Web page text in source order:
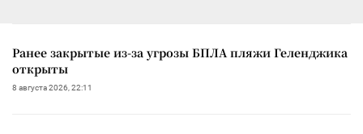
Ранее закрытые из-за угрозы БПЛА пляжи Геленджика
открыты
8 августа 2026, 22:11